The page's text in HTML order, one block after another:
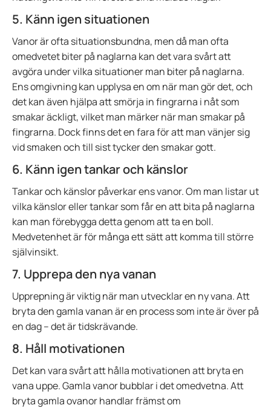
5. Känn igen situationen
Vanor är ofta situationsbundna, men då man ofta
omedvetet biter på naglarna kan det vara svårt att
avgöra under vilka situationer man biter på naglarna.
Ens omgivning kan upplysa en om när man gör det, och
det kan även hjälpa att smörja in fingrarna i nåt som
smakar äckligt, vilket man märker när man smakar på
fingrarna. Dock finns det en fara för att man vänjer sig
vid smaken och till sist tycker den smakar gott.
6. Känn igen tankar och känslor
Tankar och känslor påverkar ens vanor. Om man listar ut
vilka känslor eller tankar som får en att bita på naglarna
kan man förebygga detta genom att ta en boll.
Medvetenhet är för många ett sätt att komma till större
självinsikt.
7. Upprepa den nya vanan
Upprepning är viktig när man utvecklar en ny vana. Att
bryta den gamla vanan är en process som inte är över på
en dag – det är tidskrävande.
8. Håll motivationen
Det kan vara svårt att hålla motivationen att bryta en
vana uppe. Gamla vanor bubblar i det omedvetna. Att
bryta gamla ovanor handlar främst om